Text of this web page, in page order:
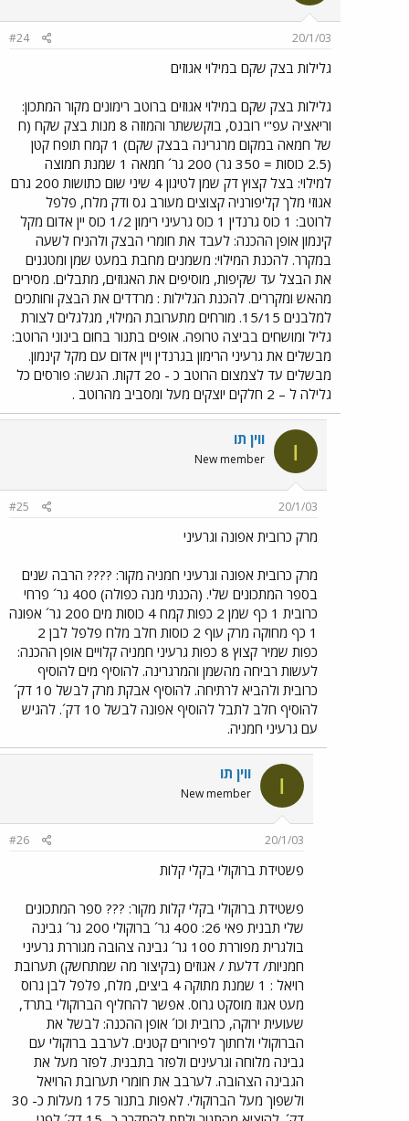
20/1/03
#24
גלילות בצק שקם במילוי אגוזים
גלילות בצק שקם במילוי אגוזים ברוטב רימונים מקור המתכון:
וריאציה עפ"י רובנס, בוקששתר והמוזה 8 מנות בצק שקח (ח
של חמאה במקום מרגרינה בבצק שקם) 1 קמח תופח קטן
(2.5 כוסות = 350 גר) 200 גר´ חמאה 1 שמנת חמוצה
למילוי: בצל קצוץ דק שמן לטיגון 4 שיני שום כתושות 200 גרם
אגוזי מלך קליפורניה קצוצים מעורב גס ודק מלח, פלפל
לרוטב: 1 כוס גרנדין 1 כוס גרעיני רימון 1/2 כוס יין אדום מקל
קינמון אופן ההכנה: לעבד את חומרי הבצק ולהניח לשעה
במקרר. להכנת המילוי: משמנים מחבת במעט שמן ומטגנים
את הבצל עד שקיפות, מוסיפים את האגוזים, מתבלים. מסירים
מהאש ומקררים. להכנת הגלילות : מרדדים את הבצק וחותכים
למלבנים 15/15. מורחים מתערובת המילוי, מגלגלים לצורת
גליל ומושחים בביצה טרופה. אופים בתנור בחום בינוני הרוטב:
מבשלים את גרעיני הרימון בגרנדין ויין אדום עם מקל קינמון.
מבשלים עד לצמצום הרוטב כ - 20 דקות. הגשה: פורסים כל
גלילה ל – 2 חלקים יוצקים מעל ומסביב מהרוטב .
ו ווין תו
New member
20/1/03
#25
מרק כרובית אפונה וגרעיני
מרק כרובית אפונה וגרעיני חמניה מקור: ???? הרבה שנים
בספר המתכונים שלי. (הכנתי מנה כפולה) 400 גר´ פרחי
כרובית 1 כף שמן 2 כפות קמח 4 כוסות מים 200 גר´ אפונה
1 כף מחוקה מרק עוף 2 כוסות חלב מלח פלפל לבן 2
כפות שמיר קצוץ 8 כפות גרעיני חמניה קלויים אופן ההכנה:
לעשות רביחה מהשמן והמרגרינה. להוסיף מים להוסיף
כרובית ולהביא לרתיחה. להוסיף אבקת מרק לבשל 10 דק´
להוסיף חלב לתבל להוסיף אפונה לבשל 10 דק´. להגיש
עם גרעיני חמניה.
ו ווין תו
New member
20/1/03
#26
פשטידת ברוקולי בקלי קלות
פשטידת ברוקולי בקלי קלות מקור: ??? ספר המתכונים
שלי תבנית פאי 26: 400 גר´ ברוקולי 200 גר´ גבינה
בולגרית מפוררת 100 גר´ גבינה צהובה מגוררת גרעיני
חמניות/ דלעת / אגוזים (בקיצור מה שמתחשק) תערובת
רויאל : 1 שמנת מתוקה 4 ביצים, מלח, פלפל לבן גרוס
מעט אגוז מוסקט גרוס. אפשר להחליף הברוקולי בתרד,
שעועית ירוקה, כרובית וכו´ אופן ההכנה: לבשל את
הברוקולי ולחתוך לפירורים קטנים. לערבב ברוקולי עם
גבינה מלוחה וגרעינים ולפזר בתבנית. לפזר מעל את
הגבינה הצהובה. לערבב את חומרי תערובת הרויאל
ולשפוך מעל הברוקולי. לאפות בתנור 175 מעלות כ- 30